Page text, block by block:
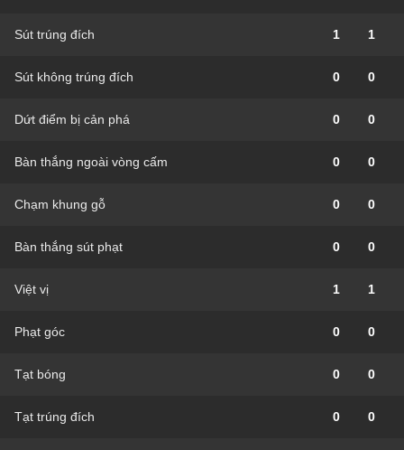
Sút trúng đích 1 1
Sút không trúng đích 0 0
Dứt điểm bị cản phá 0 0
Bàn thắng ngoài vòng cấm 0 0
Chạm khung gỗ 0 0
Bàn thắng sút phạt 0 0
Việt vị 1 1
Phạt góc 0 0
Tạt bóng 0 0
Tạt trúng đích 0 0